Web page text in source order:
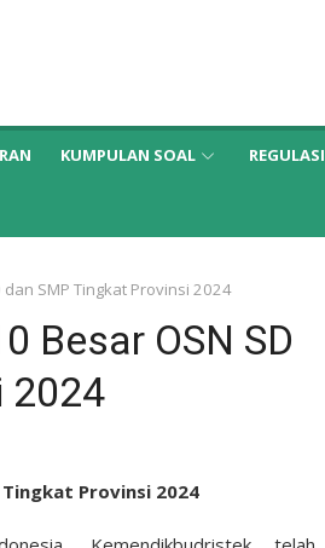
KUMPULAN SOAL REGULASI
SMP Tingkat Provinsi 2024
Besar OSN SD
2024
Tingkat Provinsi 2024